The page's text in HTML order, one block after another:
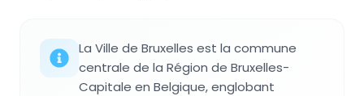
La Ville de Bruxelles est la commune
centrale de la Région de Bruxelles-
Capitale en Belgique, englobant